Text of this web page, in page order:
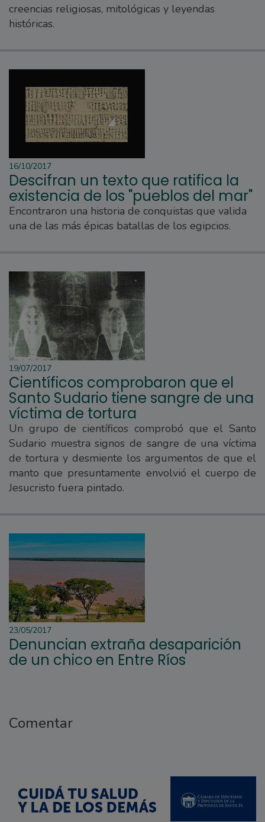
creencias religiosas, mitológicas y leyendas
históricas.
16/10/2017
Descifran un texto que ratifica la
existencia de los "pueblos del mar"
Encontraron una historia de conquistas que valida
una de las más épicas batallas de los egipcios.
19/07/2017
Científicos comprobaron que el
Santo Sudario tiene sangre de una
víctima de tortura
Un grupo de científicos comprobó que el Santo
Sudario muestra signos de sangre de una víctima
de tortura y desmiente los argumentos de que el
manto que presuntamente envolvió el cuerpo de
Jesucristo fuera pintado.
23/05/2017
Denuncian extraña desaparición
de un chico en Entre Ríos
Comentar